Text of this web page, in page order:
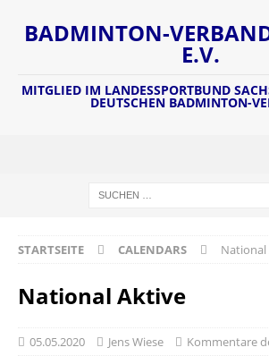
BADMINTON-
E.V.
MITGLIED IM LANDESSPORTBUND
DEUTSCHEN BADMINTON-
STARTSEITE CALENDARS
National Aktive
05.05.2020 Jens Wiese Kommentare